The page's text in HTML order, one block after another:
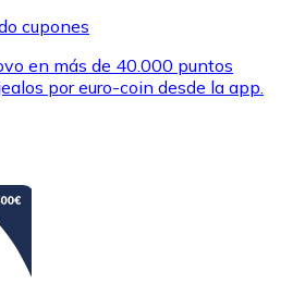
cupones
en más de 40.000 puntos
por euro-coin desde la app.